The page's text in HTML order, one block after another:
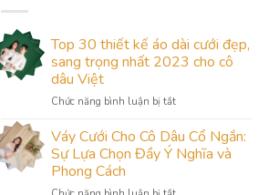
Top 30 thiết kế áo dài cưới đẹp,
sang trọng nhất 2023 cho cô
dâu Việt
Chức năng bình luận bị tắtở
30
thiết
kế
Váy Cưới Cho Cô Dâu Cổ Ngắn:
Sự Lựa Chọn Đầy Ý Nghĩa và
Phong Cách